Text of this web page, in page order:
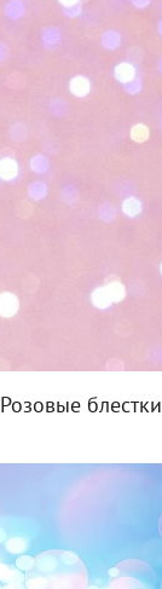
Розовые блестки